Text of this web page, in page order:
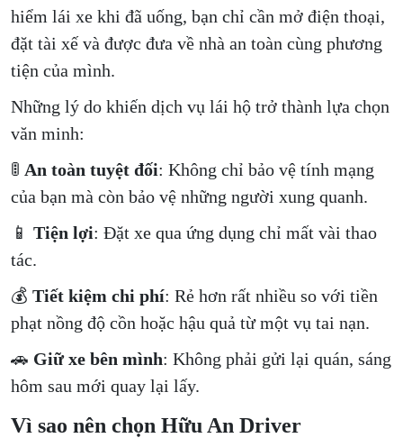
hiểm lái xe khi đã uống, bạn chỉ cần mở điện thoại,
đặt tài xế và được đưa về nhà an toàn cùng phương
tiện của mình.
Những lý do khiến dịch vụ lái hộ trở thành lựa chọn
văn minh:
🚦 An toàn tuyệt đối: Không chỉ bảo vệ tính mạng
của bạn mà còn bảo vệ những người xung quanh.
📱 Tiện lợi: Đặt xe qua ứng dụng chỉ mất vài thao
tác.
💰 Tiết kiệm chi phí: Rẻ hơn rất nhiều so với tiền
phạt nồng độ cồn hoặc hậu quả từ một vụ tai nạn.
🚗 Giữ xe bên mình: Không phải gửi lại quán, sáng
hôm sau mới quay lại lấy.
Vì sao nên chọn Hữu An Driver